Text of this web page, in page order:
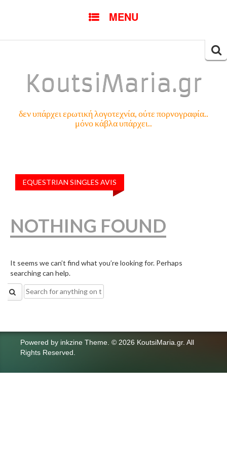
MENU
KoutsiMaria.gr
δεν υπάρχει ερωτική λογοτεχνία, ούτε πορνογραφία..
μόνο κάβλα υπάρχει..
EQUESTRIAN SINGLES AVIS
NOTHING FOUND
It seems we can’t find what you’re looking for. Perhaps
searching can help.
Search
for:
Powered by inkzine Theme © 2026 KoutsiMaria.gr. All
Rights Reserved.